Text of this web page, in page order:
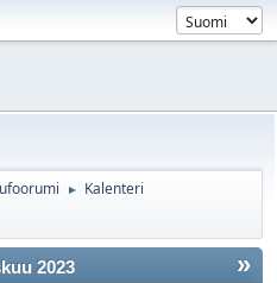
► Kalenteri
»
2023